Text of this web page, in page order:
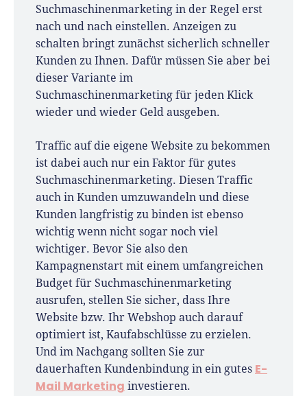
Suchmaschinenmarketing in der Regel erst
nach und nach einstellen. Anzeigen zu
schalten bringt zunächst sicherlich schneller
Kunden zu Ihnen. Dafür müssen Sie aber bei
dieser Variante im
Suchmaschinenmarketing für jeden Klick
wieder und wieder Geld ausgeben.
Traffic auf die eigene Website zu bekommen
ist dabei auch nur ein Faktor für gutes
Suchmaschinenmarketing. Diesen Traffic
auch in Kunden umzuwandeln und diese
Kunden langfristig zu binden ist ebenso
wichtig wenn nicht sogar noch viel
wichtiger. Bevor Sie also den
Kampagnenstart mit einem umfangreichen
Budget für Suchmaschinenmarketing
ausrufen, stellen Sie sicher, dass Ihre
Website bzw. Ihr Webshop auch darauf
optimiert ist, Kaufabschlüsse zu erzielen.
Und im Nachgang sollten Sie zur
dauerhaften Kundenbindung in ein gutes E-
Mail Marketing investieren.